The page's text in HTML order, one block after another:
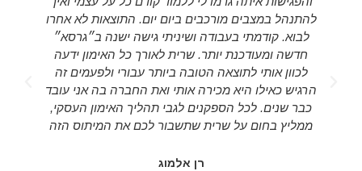
במצבים מורכבים ביום יום. התוצאות לא אחרו
קודמתי בעבודה ושיניתי גישה ישנה ב״גרסא״
ומעודכנת יותר. שרית לאורך כל האימון ידעה
אותי לתוצאה הטובה ביותר עבורי ולפעמים זה
כאילו היא מכירה אותי ואת החברה בה אני עובד
שנים. לכל הספקנים לגבי תהליך האימון העסקי,
בחום על שרית שתשבור לכם את המיתוס הזה
and
is just
topics and
better. It is
mentor!